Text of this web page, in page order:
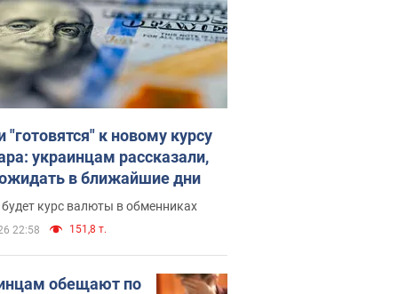
"готовятся" к новому курсу
украинцам рассказали,
в ближайшие дни
курс валюты в обменниках
22:58 151,8 т.
обещают по